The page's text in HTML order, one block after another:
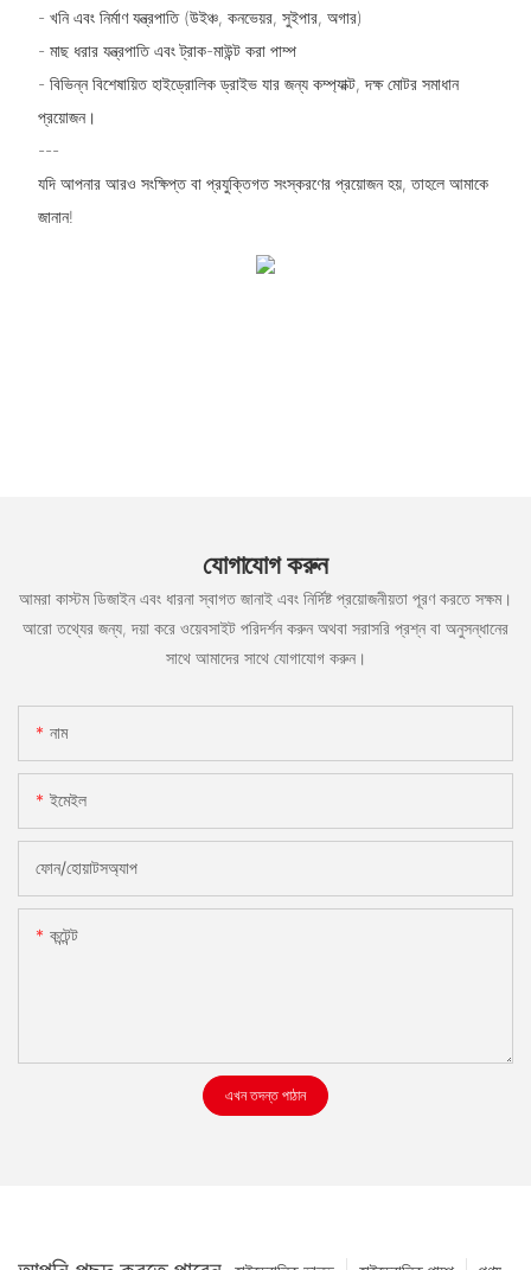
- খনি এবং নির্মাণ যন্ত্রপাতি (উইঞ্চ, কনভেয়র, সুইপার, অগার)
- মাছ ধরার যন্ত্রপাতি এবং ট্রাক-মাউন্ট করা পাম্প
- বিভিন্ন বিশেষায়িত হাইড্রোলিক ড্রাইভ যার জন্য কম্প্যাক্ট, দক্ষ মোটর সমাধান
প্রয়োজন।
---
যদি আপনার আরও সংক্ষিপ্ত বা প্রযুক্তিগত সংস্করণের প্রয়োজন হয়, তাহলে আমাকে
জানান!
যোগাযোগ করুন
আমরা কাস্টম ডিজাইন এবং ধারনা স্বাগত জানাই এবং নির্দিষ্ট প্রয়োজনীয়তা পূরণ করতে সক্ষম।
আরো তথ্যের জন্য, দয়া করে ওয়েবসাইট পরিদর্শন করুন অথবা সরাসরি প্রশ্ন বা অনুসন্ধানের
সাথে আমাদের সাথে যোগাযোগ করুন।
নাম
ইমেইল
ফোন/হোয়াটসঅ্যাপ
কন্টেন্ট
এখন তদন্ত পাঠান